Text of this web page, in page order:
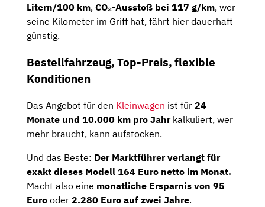
Litern/100 km, CO₂-Ausstoß bei 117 g/km, wer
seine Kilometer im Griff hat, fährt hier dauerhaft
günstig.
Bestellfahrzeug, Top-Preis, flexible
Konditionen
Das Angebot für den Kleinwagen ist für 24
Monate und 10.000 km pro Jahrkalkuliert, wer
mehr braucht, kann aufstocken.
Und das Beste: Der Marktführer verlangt für
exakt dieses Modell 164 Euro netto im Monat.
Macht also eine monatliche Ersparnis von 95
Euro oder 2.280 Euro auf zwei Jahre.